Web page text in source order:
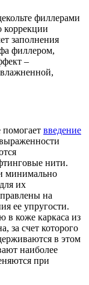
филлерами
коррекции
заполнения
филлером,
–
введение
нити.
минимально
их
на
ее упругости.
в коже каркаса из
за счет которого
в этом
наиболее
при